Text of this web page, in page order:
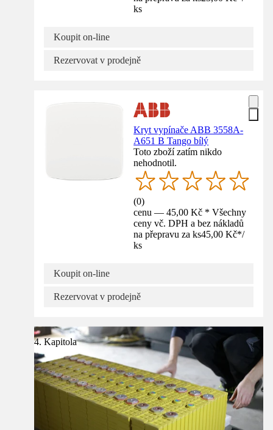
ks
Koupit on-line
Rezervovat v prodejně
Kryt vypínače ABB 3558A-
A651 B Tango bílý
Toto zboží zatím nikdo
nehodnotil.
(0)
cenu — 45,00 Kč * Všechny
ceny vč. DPH a bez nákladů
na přepravu za ks45,00 Kč*/
ks
Koupit on-line
Rezervovat v prodejně
4. Kapitola